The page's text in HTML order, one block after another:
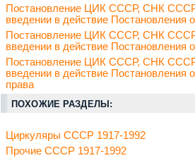
Постановление ЦИК СССР, СНК СССР
введении в действие Постановления
Постановление ЦИК СССР, СНК СССР
введении в действие Постановления
Постановление ЦИК СССР, СНК СССР
введении в действие Постановления
права
ПОХОЖИЕ РАЗДЕЛЫ:
Циркуляры СССР 1917-1992
Прочие СССР 1917-1992